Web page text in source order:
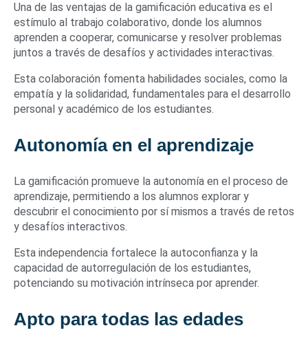
Una de las ventajas de la gamificación educativa es el
estímulo al trabajo colaborativo, donde los alumnos
aprenden a cooperar, comunicarse y resolver problemas
juntos a través de desafíos y actividades interactivas.
Esta colaboración fomenta habilidades sociales, como la
empatía y la solidaridad, fundamentales para el desarrollo
personal y académico de los estudiantes.
Autonomía en el aprendizaje
La gamificación promueve la autonomía en el proceso de
aprendizaje, permitiendo a los alumnos explorar y
descubrir el conocimiento por sí mismos a través de retos
y desafíos interactivos.
Esta independencia fortalece la autoconfianza y la
capacidad de autorregulación de los estudiantes,
potenciando su motivación intrínseca por aprender.
Apto para todas las edades